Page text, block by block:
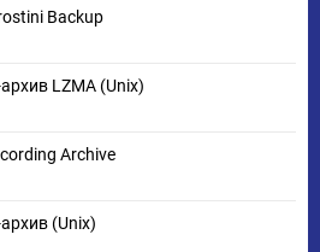
Backup
LZMA (Unix)
Archive
(Unix)